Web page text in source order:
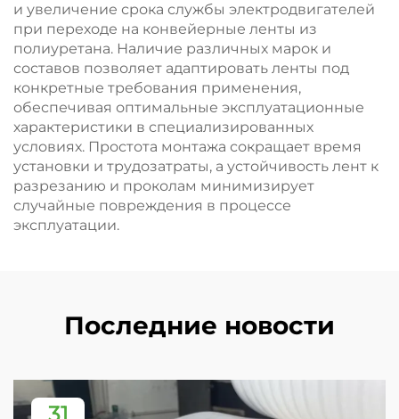
и увеличение срока службы электродвигателей
при переходе на конвейерные ленты из
полиуретана. Наличие различных марок и
составов позволяет адаптировать ленты под
конкретные требования применения,
обеспечивая оптимальные эксплуатационные
характеристики в специализированных
условиях. Простота монтажа сокращает время
установки и трудозатраты, а устойчивость лент к
разрезанию и проколам минимизирует
случайные повреждения в процессе
эксплуатации.
Последние новости